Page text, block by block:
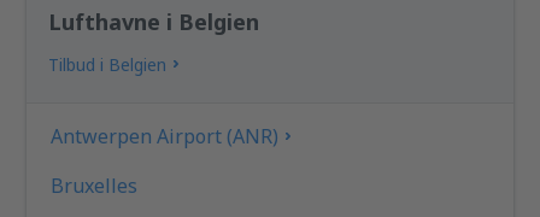
Lufthavne i Belgien
Tilbud i Belgien
Antwerpen Airport (ANR)
Bruxelles